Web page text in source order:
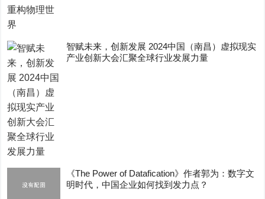
智赋未来，创新发展 2024中国（南昌）虚拟现实
产业创新大会汇聚全球行业发展力量
《The Power of Datafication》作者郭为：数字文
明时代，中国企业如何找到发力点？